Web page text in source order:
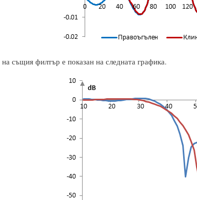
на същия филтър е показан на следната графика.